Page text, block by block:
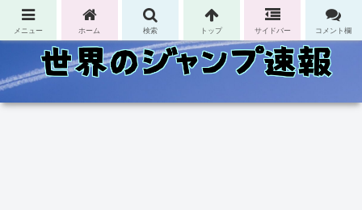
コンテンツへスキップ
メニュー ホーム 検索 トップ サイドバー コメント欄